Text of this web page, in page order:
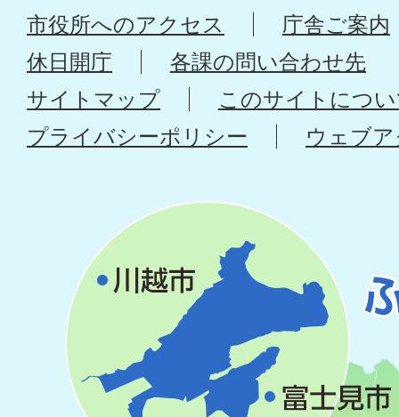
市役所へのアクセス
庁舎ご案内
休日開庁
各課の問い合わせ先
サイトマップ
このサイトにつ
プライバシーポリシー
ウェブ